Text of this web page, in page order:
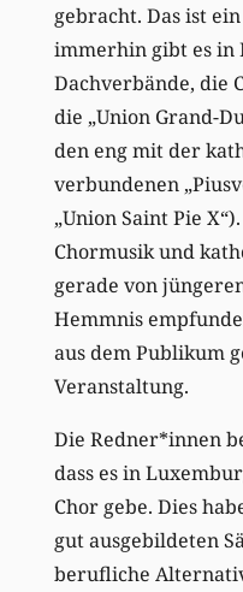
gebracht. Das ist
immerhin gibt es in
Dachverbände, die
die „Union Grand-
den eng mit der
verbundenen
„Union Saint Pie
Chormusik und
gerade von
Hemmnis
aus dem Publikum
Veranstaltung.
Die Redner*innen
dass es in
Chor gebe. Dies
gut ausgebildeten
berufliche